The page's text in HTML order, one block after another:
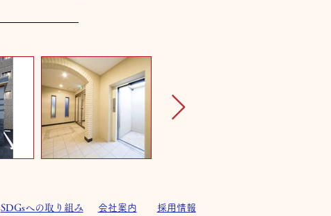
SDGsへの取り組み 会社案内 採用情報